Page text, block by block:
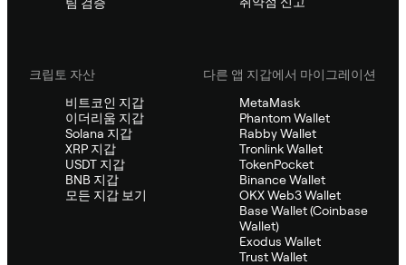
크립토 자산
비트코인 지갑
이더리움 지갑
Solana 지갑
XRP 지갑
USDT 지갑
BNB 지갑
모든 지갑 보기
다른 앱 지갑에서 마이그레이션
MetaMask
Phantom Wallet
Rabby Wallet
Tronlink Wallet
TokenPocket
Binance Wallet
OKX Web3 Wallet
Base Wallet (Coinbase
Wallet)
Exodus Wallet
Trust Wallet